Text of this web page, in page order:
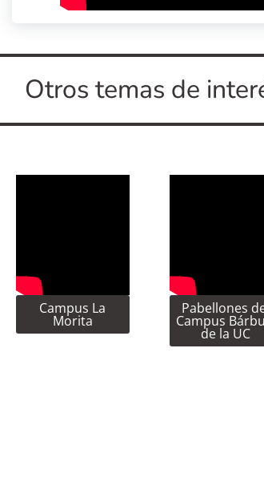
Otros temas de
Campus La
Morita
Pabellones
Campus
de la UC